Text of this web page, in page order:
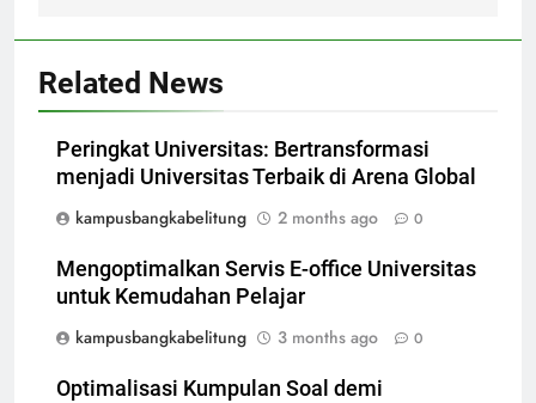
Related News
Peringkat Universitas: Bertransformasi
menjadi Universitas Terbaik di Arena Global
kampusbangkabelitung
2 months ago 0
Mengoptimalkan Servis E-office Universitas
untuk Kemudahan Pelajar
kampusbangkabelitung
3 months ago 0
Optimalisasi Kumpulan Soal demi